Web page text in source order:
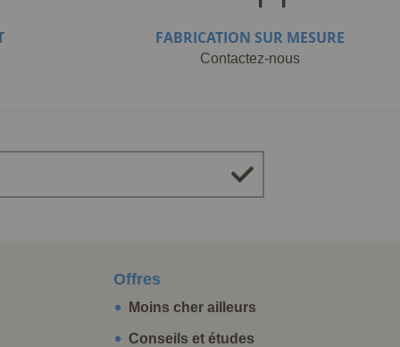
FABRICATION SUR MESURE
Contactez-nous
Offres
Moins cher ailleurs
Conseils et études